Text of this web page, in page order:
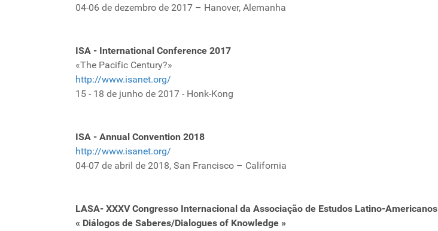
04-06 de dezembro de 2017 – Hanover, Alemanha
ISA - International Conference 2017
«The Pacific Century?»
http://www.isanet.org/
15 - 18 de junho de 2017 - Honk-Kong
ISA - Annual Convention 2018
http://www.isanet.org/
04-07 de abril de 2018, San Francisco – California
LASA- XXXV Congresso Internacional da Associação de Estudos Latino-Americanos
« Diálogos de Saberes/Dialogues of Knowledge »